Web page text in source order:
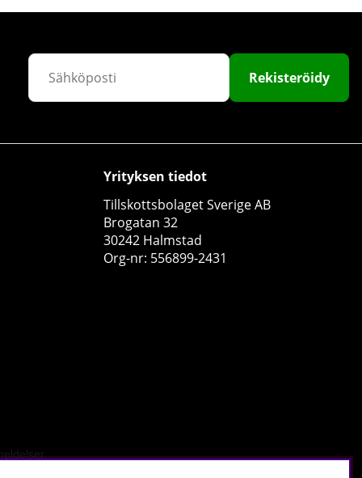
Rekisteröidy
Yrityksen tiedot
Tillskottsbolaget Sverige AB
Brogatan 32
30242 Halmstad
Org-nr: 556899-2431